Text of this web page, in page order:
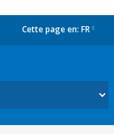
Cette page en: FR